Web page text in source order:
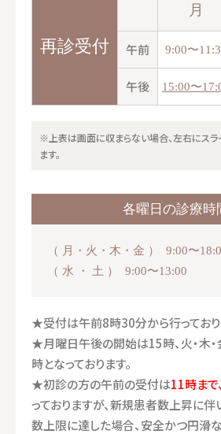
再診受付
月
午前 9:00〜
午後 15:00〜
※上表は画面に収まらない場合、左右にスラ
ます。
各曜日の診療時
（ 月・火・木・金 ） 9:00〜
（ 水 ・ 土 ） 9:00〜13:00
★受付は午前8時30分から行っており
★月曜日午後の開始は15時、火・木
時となっております。
★初診の方の午前の受付は11時まで
っておりますが、新規患者数上昇に伴
数上限に達した場合、安全かつ円滑